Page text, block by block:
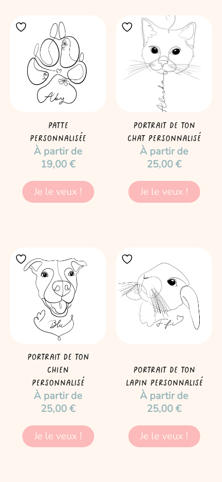
Patte
personnalisée
À partir de
19,00€
Je le veux !
Ce
produit
a
plusieurs
variations.
Les
options
être
choisies
sur
la
du
produit
Portrait de ton
chat personnalisé
À partir de
25,00€
Je le veux !
Ce
produit
plusieurs
variations.
Les
options
peuvent
être
choisies
sur
la
du
produit
Portrait de ton
chien
personnalisé
À partir de
25,00€
Je le veux !
produit
a
plusieurs
variations.
Les
options
peuvent
être
choisies
sur
la
page
produit
Portrait de ton
lapin personnalisé
À partir de
25,00€
Je le veux !
produit
a
plusieurs
variations.
Les
options
choisies
sur
la
page
produit